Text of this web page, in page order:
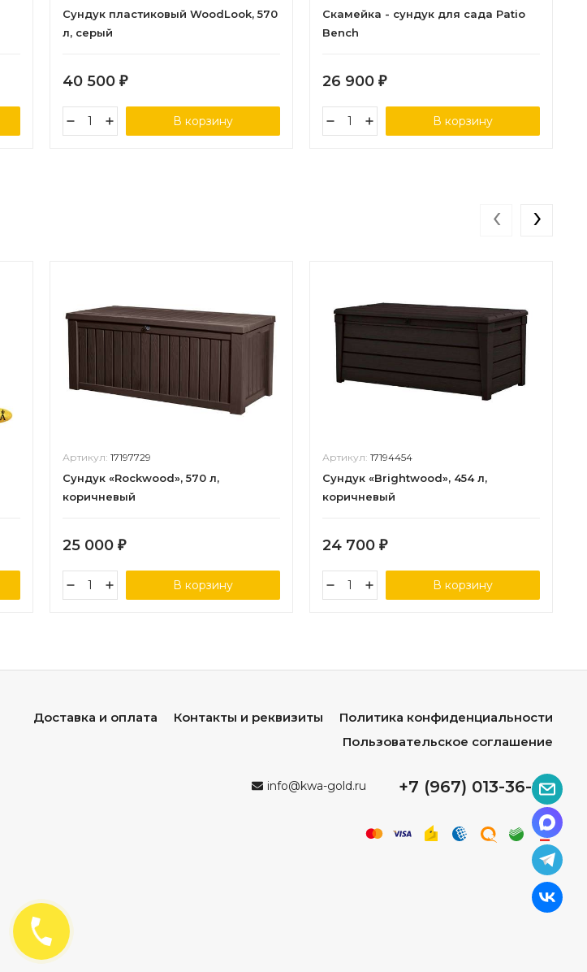
Сундук пластиковый WoodLook, 570
л, серый
40 500 ₽
В корзину
Скамейка - сундук для сада Patio
Bench
26 900 ₽
В корзину
Артикул: 17197729
Сундук «Rockwood», 570 л,
коричневый
25 000 ₽
В корзину
Артикул: 17194454
Сундук «Brightwood», 454 л,
коричневый
24 700 ₽
В корзину
‹ ›
Доставка и оплата Контакты и реквизиты
Политика конфиденциальности
Пользовательское соглашение
info@kwa-gold.ru +7 (967) 013-36-96